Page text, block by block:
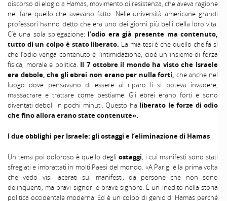
discorso di elogio a Hamas, movimento di resistenza, che aveva ragione
nel fare quello che avevano fatto. Nelle università americane grandi
professori hanno detto che era uno dei giorni più belli della loro vita.
C’è una sola spiegazione: l’odio era già presente ma contenuto,
tutto di un colpo è stato liberato. La mia tesi è che quello che fa sì
che l’odio venga contenuto è l’intimidazione, cioè un insieme di forza
fisica, morale e politica. Il 7 ottobre il mondo ha visto che Israele
era debole, che gli ebrei non erano per nulla forti, che anche nel
luogo dove pensavano di essere al riparo li si poteva invadere,
massacrare e trattare come bestiame. Gli ebrei erano forti e sono
diventati deboli in pochi minuti. Questo ha liberato le forze di odio
che fino allora erano state contenute».
I due obblighi per Israele: gli ostaggi e l’eliminazione di Hamas
Un tema poi doloroso è quello degli ostaggi, i cui manifesti sono stati
sfregiati e imbrattati in molti Paesi del mondo. «A Parigi è la prima volta
che vedo visi lacerati sui manifesti, da persone che non sono
delinquenti, ma bravi signori e brave signore. È un inedito nella storia
politica occidentale moderna. Ed è un colpo di genio di Hamas perché